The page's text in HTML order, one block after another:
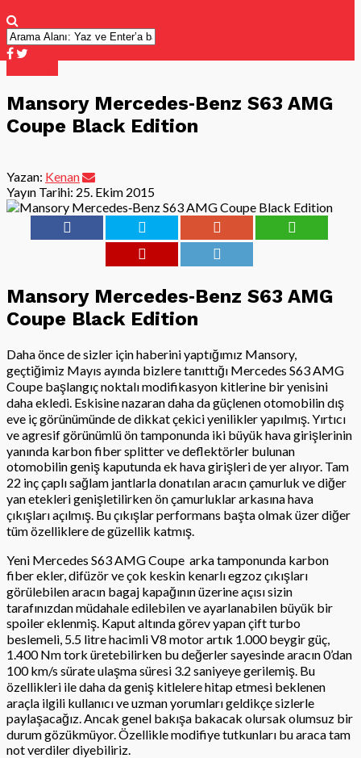
Mansory Mercedes‑Benz S63 AMG
Coupe Black Edition
Yazan: Kenan
Yayın Tarihi: 25. Ekim 2015
Mansory Mercedes‑Benz S63 AMG
Coupe Black Edition
Daha önce de sizler için haberini yaptığımız Mansory,
geçtiğimiz Mayıs ayında bizlere tanıttığı Mercedes S63 AMG
Coupe başlangıç noktalı modifikasyon kitlerine bir yenisini
daha ekledi. Eskisine nazaran daha da güçlenen otomobilin dış
eve iç görünümünde de dikkat çekici yenilikler yapılmış. Yırtıcı
ve agresif görünümlü ön tamponunda iki büyük hava girişlerinin
yanında karbon fiber splitter ve deflektörler bulunan
otomobilin geniş kaputunda ek hava girişleri de yer alıyor. Tam
22 inç çaplı sağlam jantlarla donatılan aracın çamurluk ve diğer
yan etekleri genişletilirken ön çamurluklar arkasına hava
çıkışları açılmış. Bu çıkışlar performans başta olmak üzer diğer
tüm özelliklere de güzellik katmış.
Yeni Mercedes S63 AMG Coupe arka tamponunda karbon
fiber ekler, difüzör ve çok keskin kenarlı egzoz çıkışları
görülebilen aracın bagaj kapağının üzerine açısı sizin
tarafınızdan müdahale edilebilen ve ayarlanabilen büyük bir
spoiler eklenmiş. Kaput altında görev yapan çift turbo
beslemeli, 5.5 litre hacimli V8 motor artık 1.000 beygir güç,
1.400 Nm tork üretebilirken bu değerler sayesinde aracın 0’dan
100 km/s sürate ulaşma süresi 3.2 saniyeye gerilemiş. Bu
özellikleri ile daha da geniş kitlelere hitap etmesi beklenen
araçla ilgili kullanıcı ve uzman yorumları geldikçe sizlerle
paylaşacağız. Ancak genel bakışa bakacak olursak olumsuz bir
durum gözükmüyor. Özellikle modifiye tutkunları bu araca tam
not verdiler diyebiliriz.